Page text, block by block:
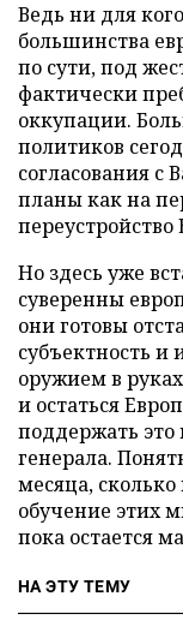
Ведь ни для
большинства
по сути, под
фактически
оккупации.
политиков
согласования с
планы как на
переустройство
Но здесь уже
суверенны
они готовы
субъектность и
оружием в
и остаться
поддержать
генерала.
месяца,
обучение этих
пока остается
НА ЭТУ ТЕМУ